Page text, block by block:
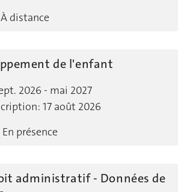
À distance
de l'enfant
2026 - mai 2027
17 août 2026
En présence
administratif - Données de